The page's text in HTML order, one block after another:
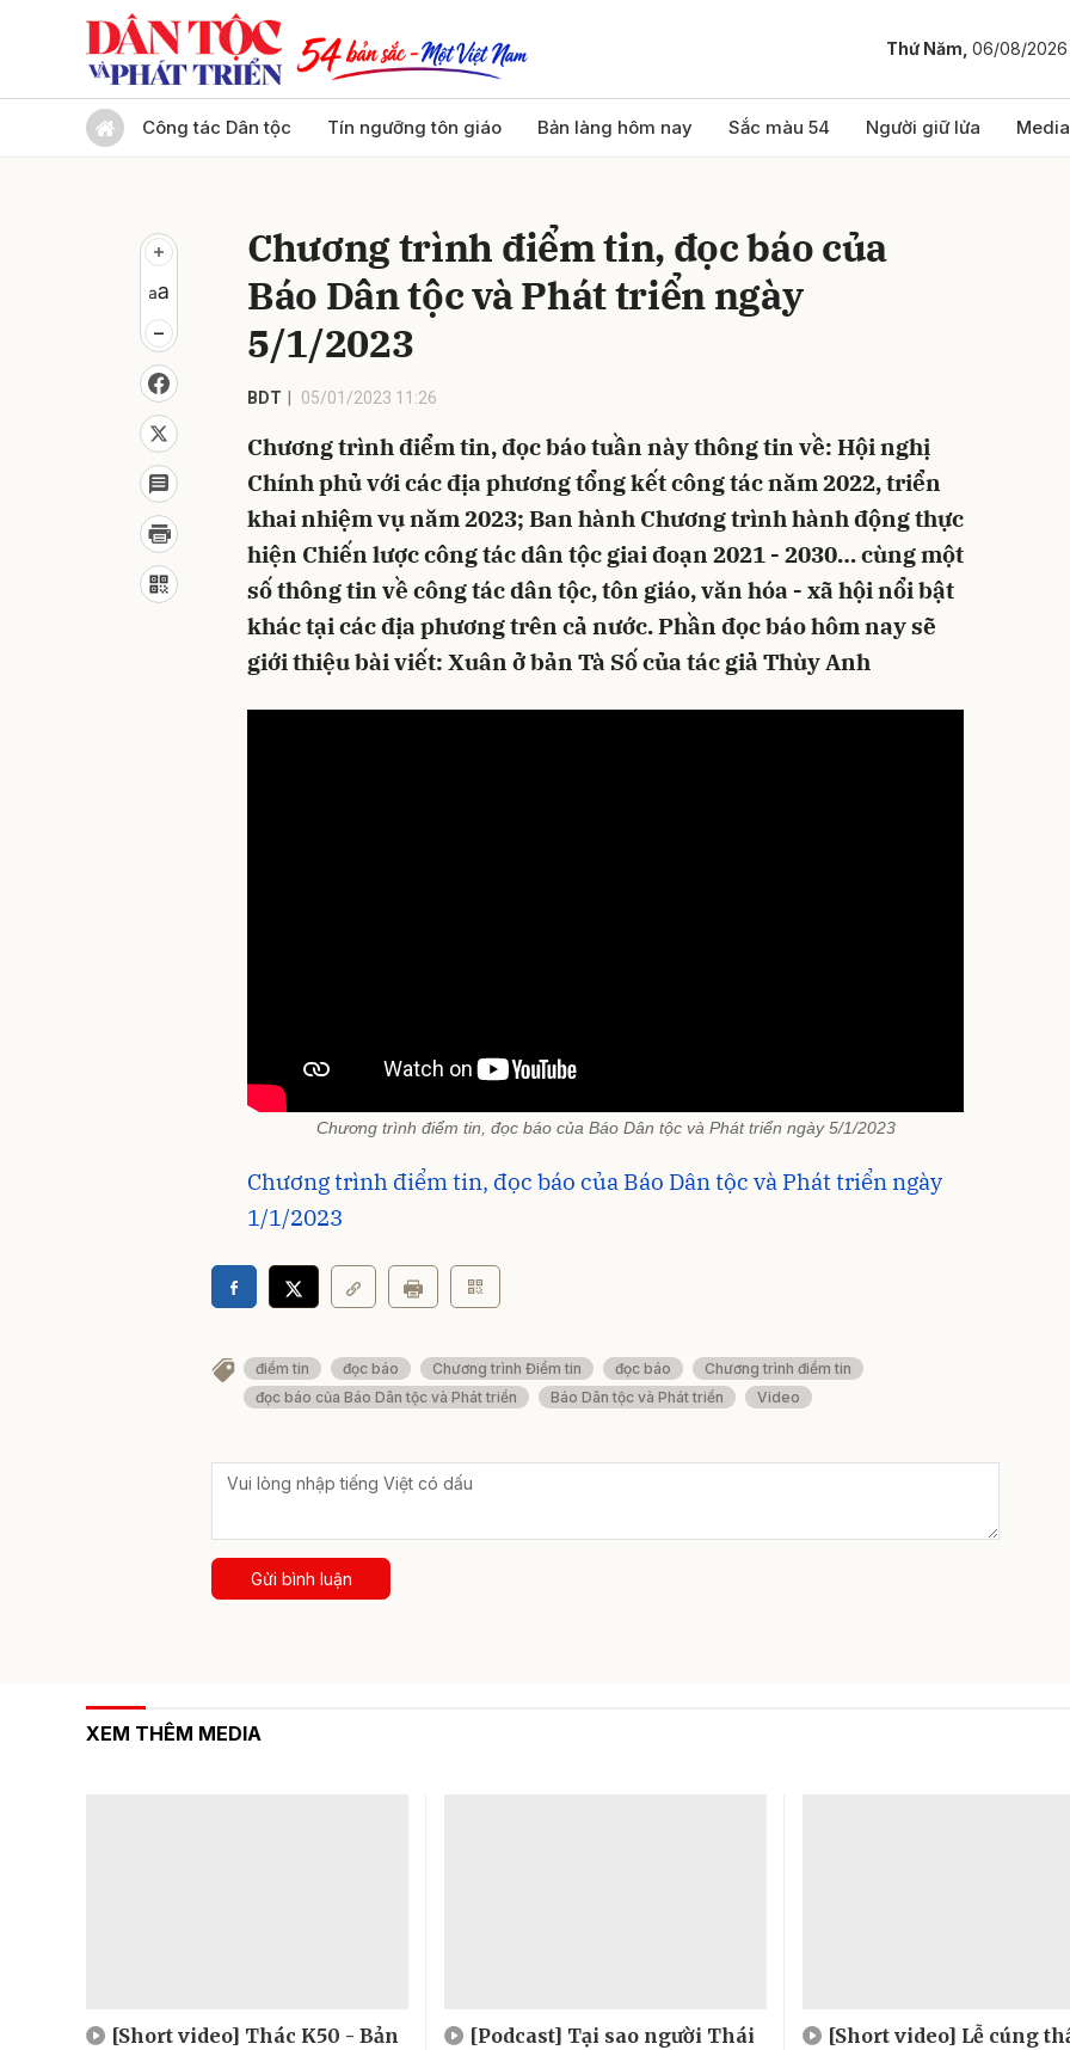
Thứ Năm, 06/08/2026
Công tác Dân tộc Tín ngưỡng tôn giáo Bản làng hôm nay Sắc màu 54 Người giữ lửa Media
Chương trình điểm tin, đọc báo của
Báo Dân tộc và Phát triển ngày
5/1/2023
BDT 05/01/2023 11:26
Chương trình điểm tin, đọc báo tuần này thông tin về: Hội nghị
Chính phủ với các địa phương tổng kết công tác năm 2022, triển
khai nhiệm vụ năm 2023; Ban hành Chương trình hành động thực
hiện Chiến lược công tác dân tộc giai đoạn 2021 - 2030… cùng một
số thông tin về công tác dân tộc, tôn giáo, văn hóa - xã hội nổi bật
khác tại các địa phương trên cả nước. Phần đọc báo hôm nay sẽ
giới thiệu bài viết: Xuân ở bản Tà Số của tác giả Thùy Anh
Chương trình điểm tin, đọc báo của Báo Dân tộc và Phát triển ngày 5/1/2023
Chương trình điểm tin, đọc báo của Báo Dân tộc và Phát triển ngày
1/1/2023
điểm tin đọc báo Chương trình Điểm tin đọc báo
Chương trình điểm tin
đọc báo của Báo Dân tộc và Phát triển
Báo Dân tộc và Phát triển Video
Gửi bình luận
XEM THÊM MEDIA
[Short video] Thác K50 - Bản
[Podcast] Tại sao người Thái
[Short video] Lễ cúng
Gửi bình luận